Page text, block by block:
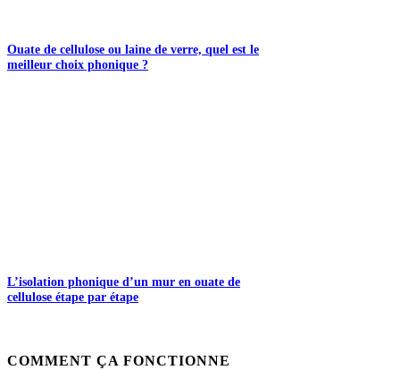
Ouate de cellulose ou laine de verre, quel est le
meilleur choix phonique ?
L’isolation phonique d’un mur en ouate de
cellulose étape par étape
COMMENT ÇA FONCTIONNE